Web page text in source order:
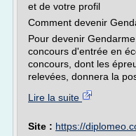
et de votre profil
Comment devenir
Pour devenir
concours d'entrée en
concours, dont les
relevées, donnera la
Lire la suite
Site : https://